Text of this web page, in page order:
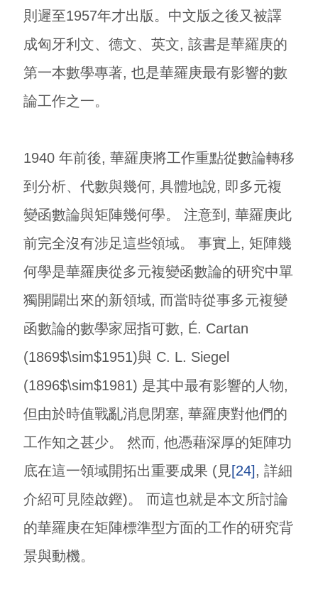
則遲至1957年才出版。中文版之後又被譯
成匈牙利文、德文、英文, 該書是華羅庚的
第一本數學專著, 也是華羅庚最有影響的數
論工作之一。
1940 年前後, 華羅庚將工作重點從數論轉移
到分析、代數與幾何, 具體地說, 即多元複
變函數論與矩陣幾何學。 注意到, 華羅庚此
前完全沒有涉足這些領域。 事實上, 矩陣幾
何學是華羅庚從多元複變函數論的研究中單
獨開闢出來的新領域, 而當時從事多元複變
函數論的數學家屈指可數, É. Cartan
(1869$\sim$1951)與 C. L. Siegel
(1896$\sim$1981) 是其中最有影響的人物,
但由於時值戰亂消息閉塞, 華羅庚對他們的
工作知之甚少。 然而, 他憑藉深厚的矩陣功
底在這一領域開拓出重要成果 (見[24], 詳細
介紹可見陸啟鏗)。 而這也就是本文所討論
的華羅庚在矩陣標準型方面的工作的研究背
景與動機。